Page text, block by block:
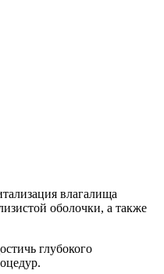
влагалища
оболочки, а также
глубокого